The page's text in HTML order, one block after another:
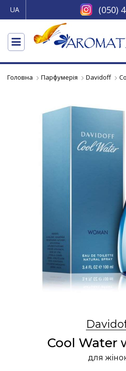
UA (050)
Головна Парфумерія Davidoff
Cool Water
для